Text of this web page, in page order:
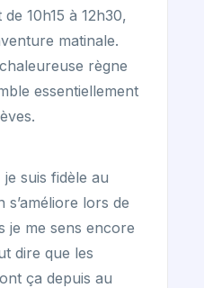
10h15 à 12h30,
matinale.
règne
essentiellement
suis fidèle au
s’améliore lors de
je me sens encore
dire que les
ça depuis au